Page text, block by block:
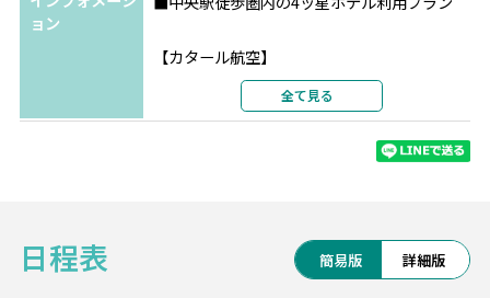
フィレンツェ グランド ホテル バリョーニ
★★★★
指定
ツインまたはダブル
ツインまたはダブル
2名1室利用
ョン
【カタール航空】
過去の受賞歴に加え、
2025年SKYTRAX社の格付けで再び世界第１位
最新鋭の機材、最高の機内サービス、一流シ
全て見る
日程表 簡易版 詳細版